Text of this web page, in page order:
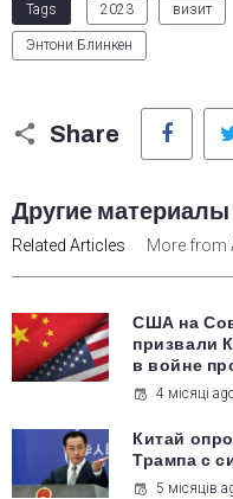
Tags 2023 визит
Энтони Блинкен
Share
Другие материалы
Related Articles More from
США на
призвали
в войне
4 місяці
Китай
Трампа с
5 місяців